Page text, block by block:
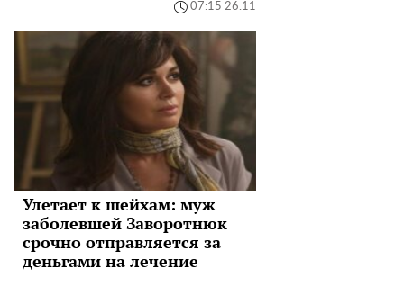
07:15 26.11
Улетает к шейхам: муж
заболевшей Заворотнюк
срочно отправляется за
деньгами на лечение